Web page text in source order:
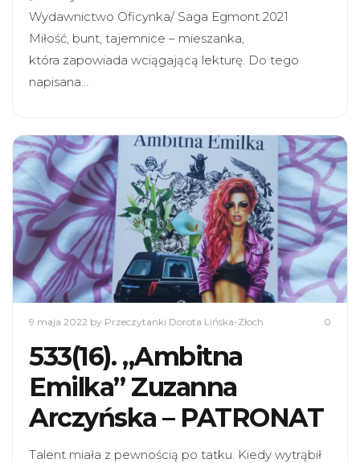
Wydawnictwo Oficynka/ Saga Egmont 2021
Miłość, bunt, tajemnice – mieszanka,
która zapowiada wciągającą lekturę. Do tego
napisana…
9 maja 2022 by Przeczytanki Dorota Lińska-Złoch 0
533(16). „Ambitna
Emilka” Zuzanna
Arczyńska – PATRONAT
Talent miała z pewnością po tatku. Kiedy wytrąbił